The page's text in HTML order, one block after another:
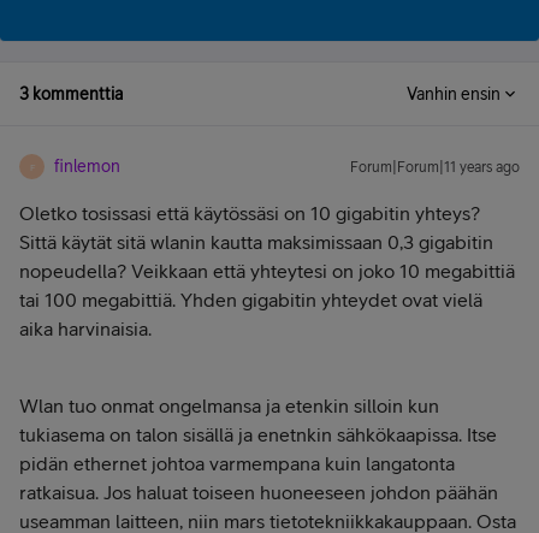
3 kommenttia Vanhin ensin
F finlemon Forum|Forum|11 years ago
Oletko tosissasi että käytössäsi on 10 gigabitin yhteys?
Sittä käytät sitä wlanin kautta maksimissaan 0,3 gigabitin
nopeudella? Veikkaan että yhteytesi on joko 10 megabittiä
tai 100 megabittiä. Yhden gigabitin yhteydet ovat vielä
aika harvinaisia.
Wlan tuo onmat ongelmansa ja etenkin silloin kun
tukiasema on talon sisällä ja enetnkin sähkökaapissa. Itse
pidän ethernet johtoa varmempana kuin langatonta
ratkaisua. Jos haluat toiseen huoneeseen johdon päähän
useamman laitteen, niin mars tietotekniikkakauppaan. Osta